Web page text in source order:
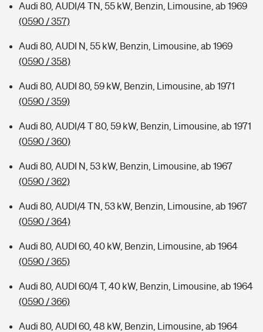
Audi 80, AUDI/4 TN, 55 kW, Benzin, Limousine, ab 1969
(0590 / 357)
Audi 80, AUDI N, 55 kW, Benzin, Limousine, ab 1969
(0590 / 358)
Audi 80, AUDI 80, 59 kW, Benzin, Limousine, ab 1971
(0590 / 359)
Audi 80, AUDI/4 T 80, 59 kW, Benzin, Limousine, ab 1971
(0590 / 360)
Audi 80, AUDI N, 53 kW, Benzin, Limousine, ab 1967
(0590 / 362)
Audi 80, AUDI/4 TN, 53 kW, Benzin, Limousine, ab 1967
(0590 / 364)
Audi 80, AUDI 60, 40 kW, Benzin, Limousine, ab 1964
(0590 / 365)
Audi 80, AUDI 60/4 T, 40 kW, Benzin, Limousine, ab 1964
(0590 / 366)
Audi 80, AUDI 60, 48 kW, Benzin, Limousine, ab 1964